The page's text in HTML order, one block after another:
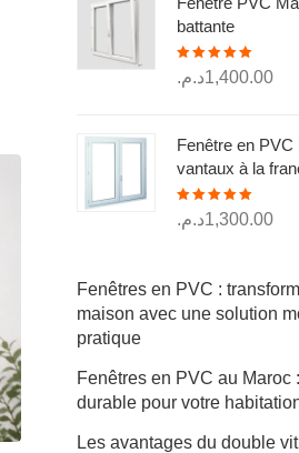
était
battante
Note5.00
sur 51,400.00د.م.
Fenêtre en PVC
vantaux à la
Note5.00
sur 51,300.00د.م.
Fenêtres en PVC :
maison avec une solution
pratique
Fenêtres en PVC au Maroc
durable pour votre
Les avantages du double